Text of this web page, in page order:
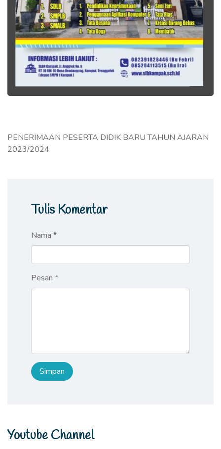
PENERIMAAN PESERTA DIDIK BARU TAHUN AJARAN
2023/2024
Tulis Komentar
Nama *
Pesan *
Youtube Channel